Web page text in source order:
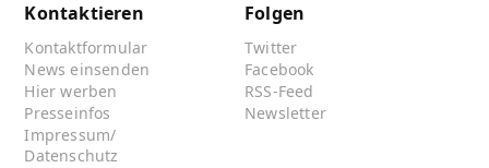
Kontaktieren
Kontaktformular
News einsenden
Hier werben
Presseinfos
Impressum/
Datenschutz
Folgen
Twitter
Facebook
RSS-Feed
Newsletter